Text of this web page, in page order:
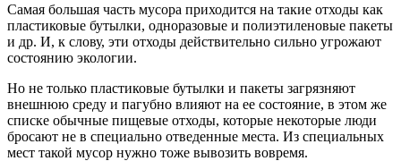
Самая большая часть мусора приходится на такие отходы как
пластиковые бутылки, одноразовые и полиэтиленовые пакеты
и др. И, к слову, эти отходы действительно сильно угрожают
состоянию экологии.
Но не только пластиковые бутылки и пакеты загрязняют
внешнюю среду и пагубно влияют на ее состояние, в этом же
списке обычные пищевые отходы, которые некоторые люди
бросают не в специально отведенные места. Из специальных
мест такой мусор нужно тоже вывозить вовремя.